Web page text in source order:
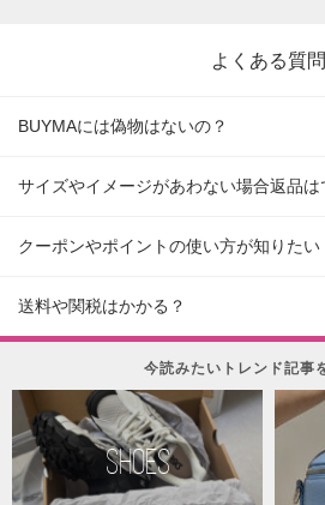
よくある質問
BUYMAには偽物はないの？
サイズやイメージがあわない場合返品は
クーポンやポイントの使い方が知りたい
送料や関税はかかる？
今読みたいトレンド記事
SHOES